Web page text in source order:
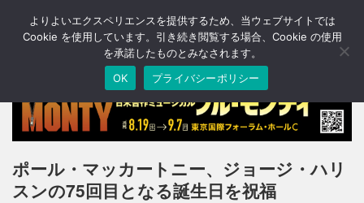
T
o
n
a
v
i
g
ポール・マッカートニー、ジョージ・ハリ
スンの75回目となる誕生日を祝福
よりよいエクスペリエンスを提供するため、当ウェブサイトでは
Cookie を使用しています。引き続き閲覧する場合、Cookie の使用
を承諾したものとみなされます。
OK
プライバシーポリシー